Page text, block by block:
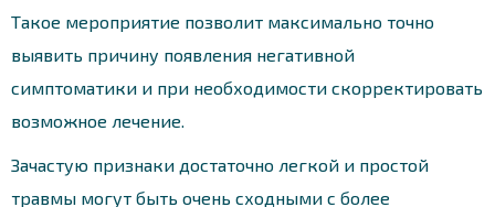
Такое мероприятие позволит максимально точно
выявить причину появления негативной
симптоматики и при необходимости скорректировать
возможное лечение.
Зачастую признаки достаточно легкой и простой
травмы могут быть очень сходными с более